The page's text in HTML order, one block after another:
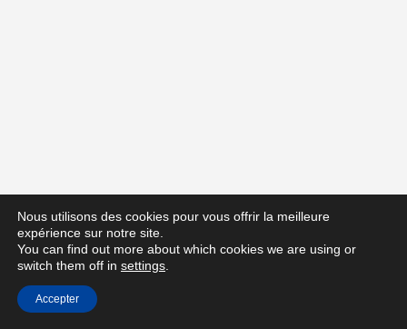
Nous utilisons des cookies pour vous offrir la meilleure
expérience sur notre site.
You can find out more about which cookies we are using or
switch them off in settings
Accepter